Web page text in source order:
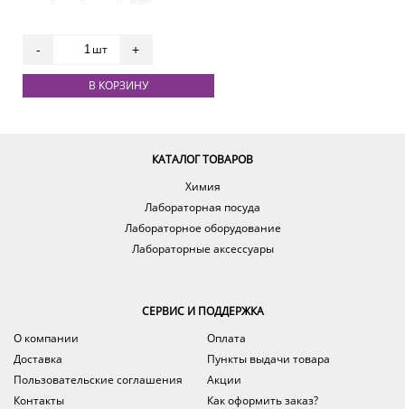
- шт +
В КОРЗИНУ
КАТАЛОГ ТОВАРОВ
Химия
Лабораторная посуда
Лабораторное оборудование
Лабораторные аксессуары
СЕРВИС И ПОДДЕРЖКА
О компании
Оплата
Доставка
Пункты выдачи товара
Пользовательские соглашения
Акции
Контакты
Как оформить заказ?